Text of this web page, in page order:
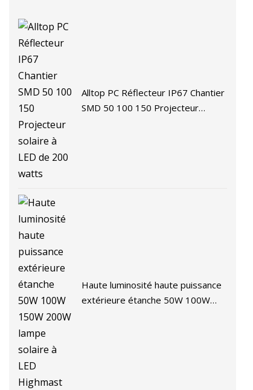
Alltop PC Réflecteur IP67 Chantier
SMD 50 100 150 Projecteur
Haute luminosité haute puissance
extérieure étanche 50W 100W